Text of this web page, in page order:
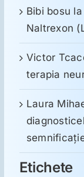
Bibi bosu
Naltrexon
Victor
terapia
Laura
Etichete